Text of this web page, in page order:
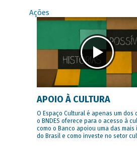
Ações
APOIO À CULTURA
O Espaço Cultural é apenas um dos
o BNDES oferece para o acesso à
como o Banco apoiou uma das
do Brasil e como investe no setor